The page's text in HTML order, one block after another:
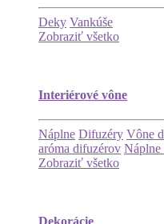
Deky Vankúše
Zobraziť všetko
Interiérové vône
Náplne Difuzéry Vône
aróma difuzérov
Zobraziť všetko